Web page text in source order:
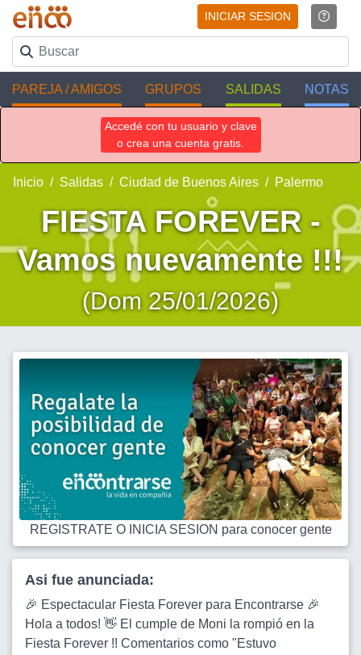
INICIAR SESION
PAREJA / AMIGOS GRUPOS SALIDAS NOTAS
Accedé con tu usuario y clave
o crea una cuenta gratis.
Inicio Salidas Ciudad de Buenos Aires Palermo
FIESTA FOREVER -
Vamos nuevamente !!!
(Dom 25/01/2026)
REGISTRATE O INICIA SESION para conocer gente
Asi fue anunciada:
🎉 Espectacular Fiesta Forever para Encontrarse 🎉
Hola a todos! 👋 El cumple de Moni la rompió en la
Fiesta Forever !! Comentarios como "Estuvo